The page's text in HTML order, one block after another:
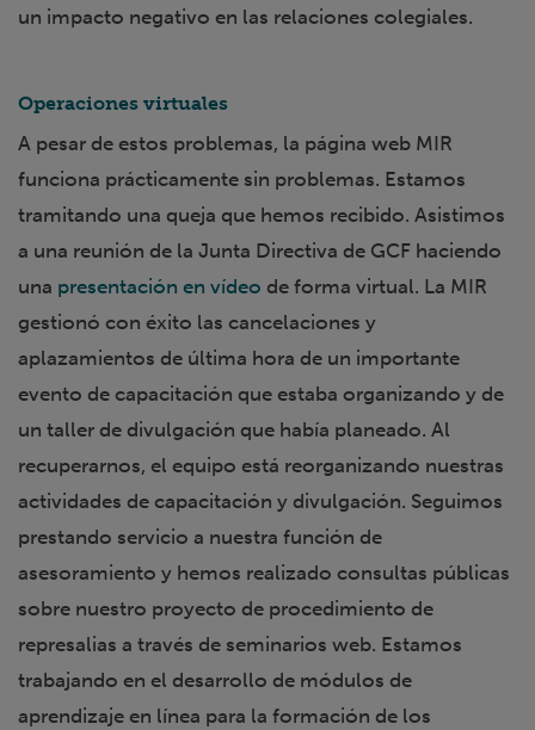
un impacto negativo en las relaciones colegiales.
Operaciones virtuales
A pesar de estos problemas, la página web MIR
funciona prácticamente sin problemas. Estamos
tramitando una queja que hemos recibido. Asistimos
a una reunión de la Junta Directiva de GCF haciendo
una presentación en vídeo de forma virtual. La MIR
gestionó con éxito las cancelaciones y
aplazamientos de última hora de un importante
evento de capacitación que estaba organizando y de
un taller de divulgación que había planeado. Al
recuperarnos, el equipo está reorganizando nuestras
actividades de capacitación y divulgación. Seguimos
prestando servicio a nuestra función de
asesoramiento y hemos realizado consultas públicas
sobre nuestro proyecto de procedimiento de
represalias a través de seminarios web. Estamos
trabajando en el desarrollo de módulos de
aprendizaje en línea para la formación de los